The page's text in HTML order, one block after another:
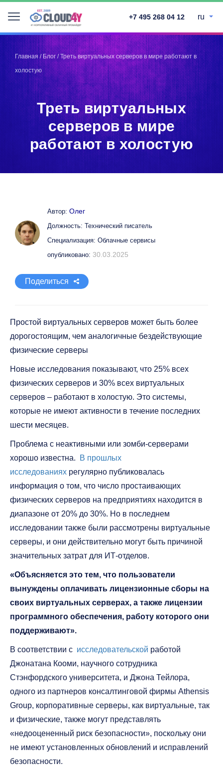
+7 495 268 04 12 ru
Главная/Блог/Треть виртуальных серверов в мире работают в
холостую
Треть виртуальных
серверов в мире
работают в холостую
Автор: Олег
Должность: Технический писатель
Специализация: Облачные сервисы
опубликовано: 30.03.2025
Поделиться
Telegram
Запинить
Твитнуть
LinkedIn
Facebook
ВКонтакте
Простой виртуальных серверов может быть более
дорогостоящим, чем аналогичные бездействующие
физические серверы
Новые исследования показывают, что 25% всех
физических серверов и 30% всех виртуальных
серверов – работают в холостую. Это системы,
которые не имеют активности в течение последних
шести месяцев.
Проблема с неактивными или зомби-серверами
хорошо известна.
В прошлых
исследованиях регулярно публиковалась
информация о том, что число простаивающих
физических серверов на предприятиях находится в
диапазоне от 20% до 30%. Но в последнем
исследовании также были рассмотрены виртуальные
серверы, и они действительно могут быть причиной
значительных затрат для ИТ-отделов.
«Объясняется это тем, что пользователи
вынуждены оплачивать лицензионные сборы на
своих виртуальных серверах, а также лицензии
программного обеспечения, работу которого они
поддерживают».
В соответствии с исследовательской работой
Джонатана Кооми, научного сотрудника
Стэнфордского университета, и Джона Тейлора,
одного из партнеров консалтинговой фирмы Athensis
Group, корпоративные серверы, как виртуальные, так
и физические, также могут представлять
«недооцененный риск безопасности», поскольку они
не имеют установленных обновлений и исправлений
безопасности.
Telegram
Запинить
Твитнуть
LinkedIn
Facebook
ВКонтакте